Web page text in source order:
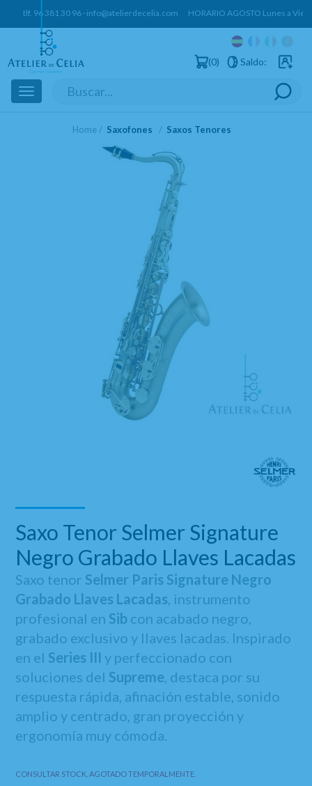
tlf. 96 381 30 96 · info@atelierdecelia.com HORARIO AGOSTO Lunes a
0 Saldo:
Toggle
navigation
Home Saxofones Saxos Tenores
Saxo Tenor Selmer Signature
Negro Grabado Llaves Lacadas
Saxo tenor Selmer Paris Signature Negro
Grabado Llaves Lacadas, instrumento
profesional en Sib con acabado negro,
grabado exclusivo y llaves lacadas. Inspirado
en el Series III y perfeccionado con
soluciones del Supreme, destaca por su
respuesta rápida, afinación estable, sonido
amplio y centrado, gran proyección y
ergonomía muy cómoda.
CONSULTAR STOCK. AGOTADO TEMPORALMENTE.